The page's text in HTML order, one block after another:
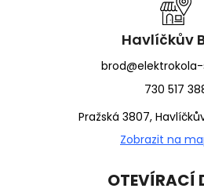
Havlíčkův
730 517
Pražská 3807,
Zobrazit na
OTEVÍRACÍ